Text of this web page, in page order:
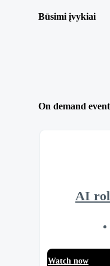
Būsimi įvykiai
On demand
AI
Watch now